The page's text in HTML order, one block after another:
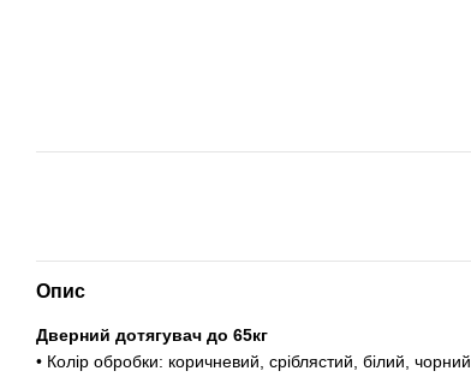
Опис
Дверний дотягувач до 65кг
• Колір обробки: коричневий, сріблястий, білий, чорний